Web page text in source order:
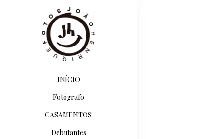
INÍCIO
Fotógrafo
CASAMENTOS
Debutantes